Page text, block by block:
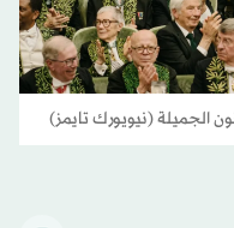
الجميلة (نيويورك تايمز)